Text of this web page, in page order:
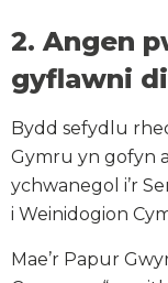
2. Angen
gyflawni
Bydd sefydlu
Gymru yn gofyn
ychwanegol i’r
i Weinidogion
Mae’r Papur